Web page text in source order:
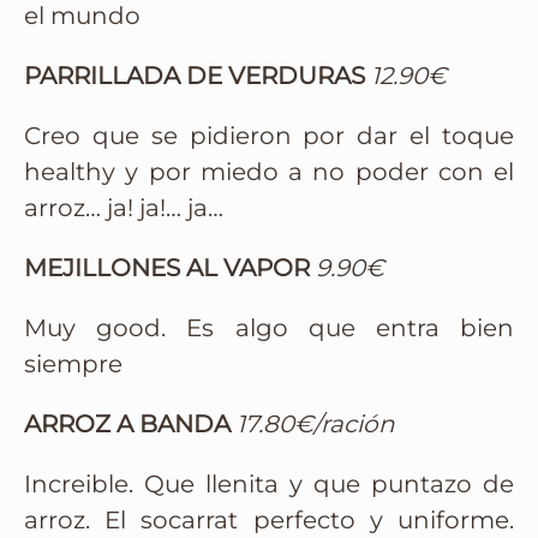
el mundo
PARRILLADA DE VERDURAS 12.90€
Creo que se pidieron por dar el toque
healthy y por miedo a no poder con el
arroz… ja! ja!… ja…
MEJILLONES AL VAPOR 9.90€
Muy good. Es algo que entra bien
siempre
ARROZ A BANDA 17.80€/ración
Increible. Que llenita y que puntazo de
arroz. El socarrat perfecto y uniforme.